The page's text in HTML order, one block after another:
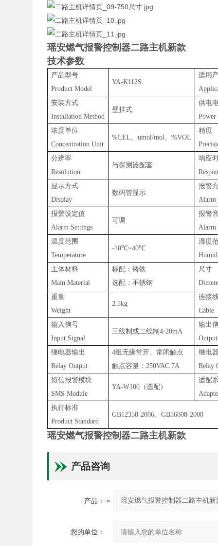
瑶安燃气报警控制器二路主机新款
技术参数
产品型号
Product Model
YA-K112S
适用
安装方式
Installation Method
壁挂式
供电
Power
浓度单位
Concentration Unit
%LEL、umol/mol、%VOL
精度
分辨率
Resolution
与探测器配套
响应
显示方式
Display
数码管显示
报警
Alarm
报警设定值
Alarm Settings
可调
报警
Alarm
温度范围
Temperature
-10℃~40℃
湿度
主体材料
Main Material
标配：铸铁
选配：不锈钢
尺寸
重量
Weight
2.5kg
连接
Cable
输入信号
Input Signal
三线制或二线制4-20mA
输出
继电器输出
Relay Output
4组无缘常开、常闭触点
触点容量：250VAC 7A
继电
Relay
短信报警模块
SMS Module
YA-W100（选配）
适配
执行标准
Product Standard
GB12358-2006、GB16808-2008
瑶安燃气报警控制器二路主机新款
产品咨询
产品：
您的单位：